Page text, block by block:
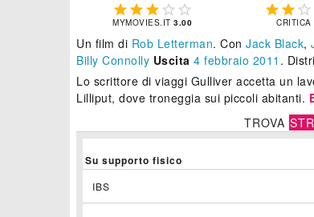
    
MYMOVIES.IT3.00
  
CRITICA
Un film di Rob Letterman. Con Jack Black,
Billy Connolly Uscita 4 febbraio 2011 .
Lo scrittore di viaggi Gulliver accetta un
Lilliput, dove troneggia sui piccoli abitanti.
TROVA
Su supporto fisico
IBS